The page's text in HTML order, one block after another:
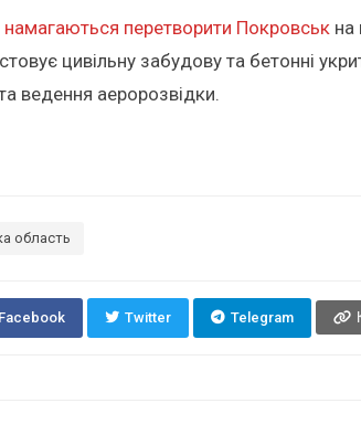
намагаються перетворити Покровськ на
цивільну забудову та бетонні
ведення аеророзвідки.
область
Facebook Twitter Telegram